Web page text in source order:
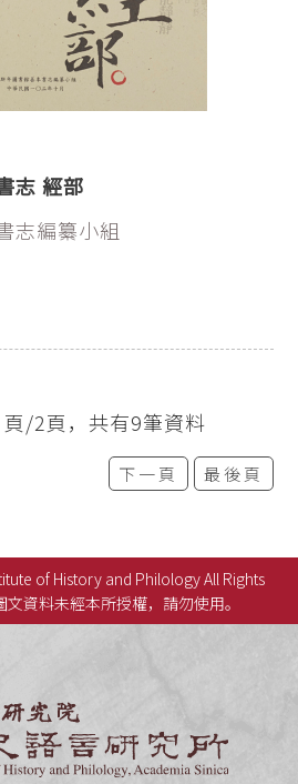
志 經部
志編纂小組
頁/2頁，共有9筆資料
下一頁 最後頁
of History and Philology All Rights
文資料未經本所授權，請勿使用。